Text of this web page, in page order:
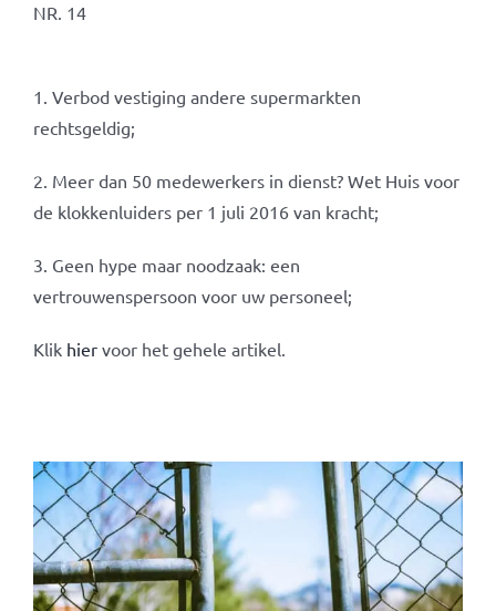
NR. 14
1. Verbod vestiging andere supermarkten
rechtsgeldig;
2. Meer dan 50 medewerkers in dienst? Wet Huis voor
de klokkenluiders per 1 juli 2016 van kracht;
3. Geen hype maar noodzaak: een
vertrouwenspersoon voor uw personeel;
Klik hiervoor het gehele artikel.